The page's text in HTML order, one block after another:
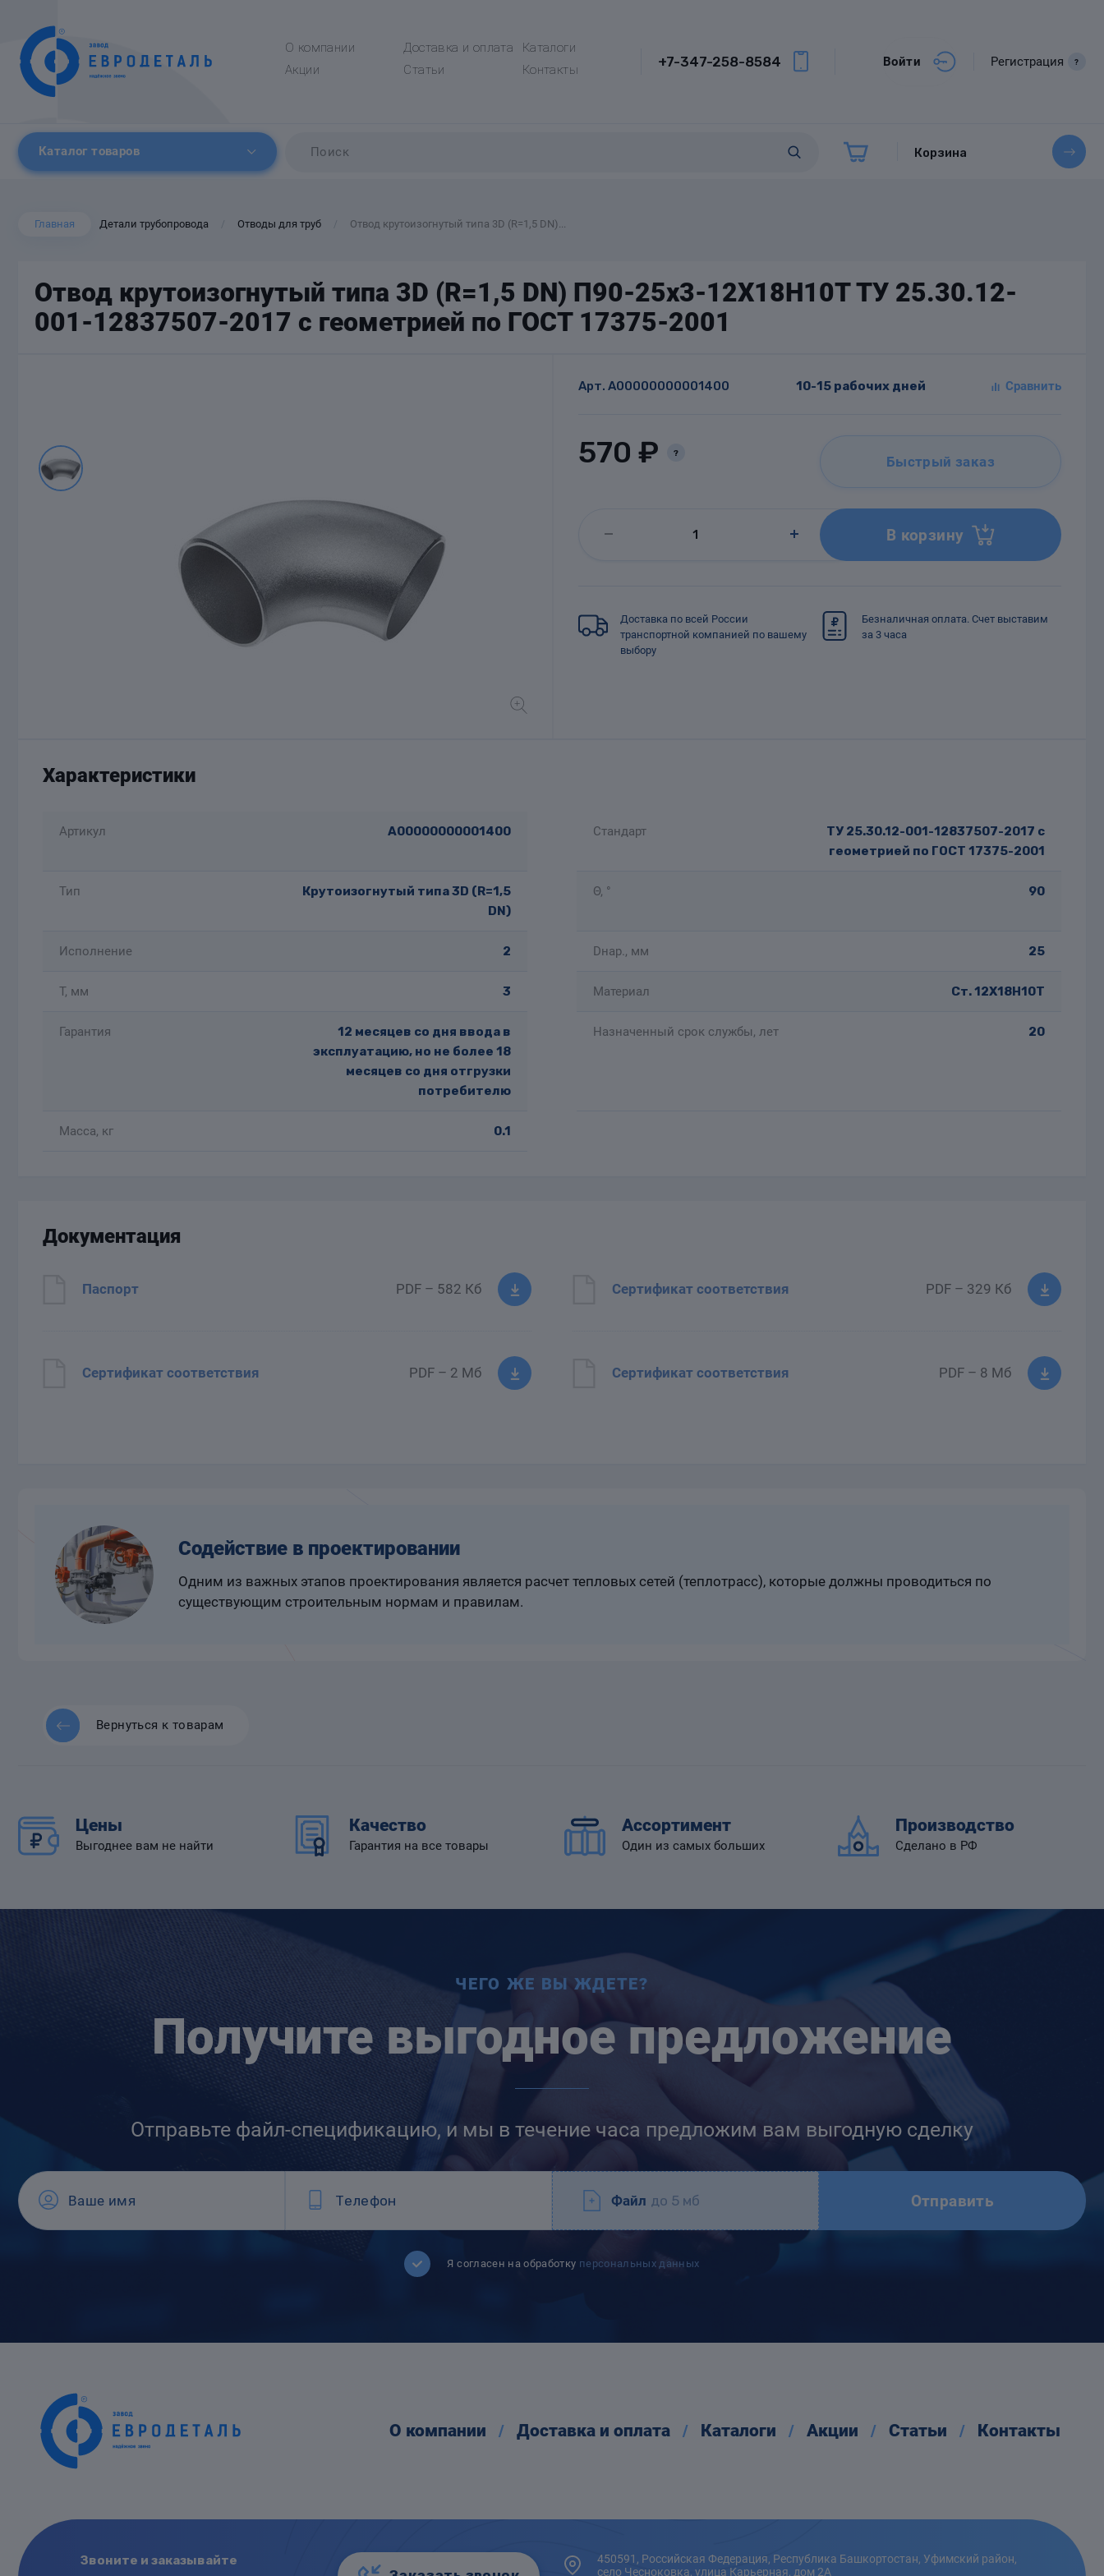
О компании Доставка и оплата
Каталоги
Акции
Статьи Контакты
+7-347-258-8584 Войти Регистрация ?
Каталог товаров Корзина
Главная Детали трубопровода Отводы для труб Отвод крутоизогнутый типа 3D (R=1,5 DN)...
Отвод крутоизогнутый типа 3D (R=1,5 DN) П90-25х3-12Х18Н10Т ТУ 25.30.12-
001-12837507-2017 с геометрией по ГОСТ 17375-2001
Арт. A00000000001400 10-15 рабочих дней
570 ₽ ? Быстрый заказ
В корзину
Доставка по всей России
транспортной компанией по вашему
выбору
Безналичная оплата. Счет выставим
за 3 часа
Характеристики
Артикул A00000000001400 Стандарт
ТУ 25.30.12-001-12837507-2017 с
геометрией по ГОСТ 17375-2001
Тип
Крутоизогнутый типа 3D (R=1,5
DN)
Θ, ° 90
Исполнение 2 Dнар., мм 25
T, мм 3 Материал Ст. 12Х18Н10Т
Гарантия
12 месяцев со дня ввода в
эксплуатацию, но не более 18
месяцев со дня отгрузки
потребителю
Назначенный срок службы, лет 20
Масса, кг 0.1
Документация
Паспорт PDF – 582 Кб Сертификат соответствия PDF – 329 Кб
Сертификат соответствия PDF – 2 Мб Сертификат соответствия PDF – 8 Мб
Содействие в проектировании
Одним из важных этапов проектирования является расчет тепловых сетей (теплотрасс), которые должны проводиться по
существующим строительным нормам и правилам.
Вернуться к товарам
Цены
Выгоднее вам не найти
Качество
Гарантия на все товары
Ассортимент
Один из самых больших
Производство
Сделано в РФ
ЧЕГО ЖЕ ВЫ ЖДЕТЕ?
Получите выгодное предложение
Отправьте файл-спецификацию, и мы в течение часа предложим вам выгодную сделку
Файл до 5 мб Отправить
Я согласен на обработку персональных данных
О компании Доставка и оплата Каталоги Акции Статьи Контакты
Звоните и заказывайте
450591, Российская Федерация, Республика Башкортостан, Уфимский район,
село Чесноковка, улица Карьерная, дом 2А